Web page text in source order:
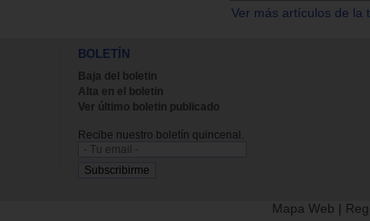
Ver más artículos de la
BOLETÍN
Baja del boletin
Alta en el boletin
Ver último boletin publicado
Recibe nuestro boletín quincenal.
Mapa Web |